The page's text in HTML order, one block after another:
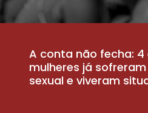
A conta não fecha: 4
mulheres já
sexual e viveram